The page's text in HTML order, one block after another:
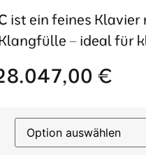
ist ein feines
– ideal für
€